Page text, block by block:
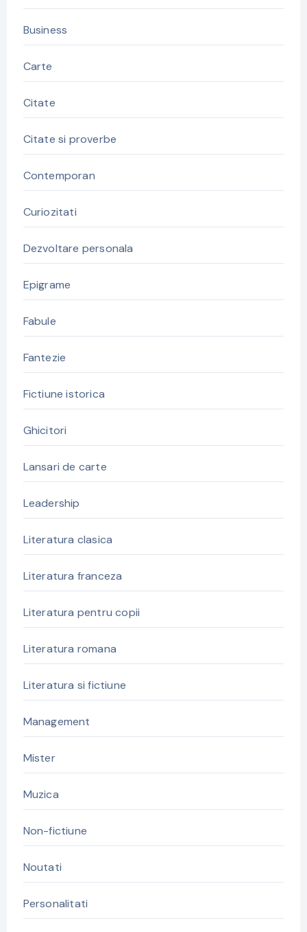
Business
Carte
Citate
Citate si proverbe
Contemporan
Curiozitati
Dezvoltare personala
Epigrame
Fabule
Fantezie
Fictiune istorica
Ghicitori
Lansari de carte
Leadership
Literatura clasica
Literatura franceza
Literatura pentru copii
Literatura romana
Literatura si fictiune
Management
Mister
Muzica
Non-fictiune
Noutati
Personalitati